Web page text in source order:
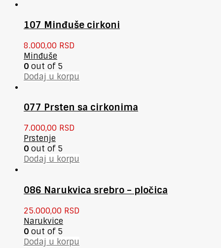
107 Minđuše cirkoni
8.000,00 RSD
Minđuše
0 out of 5
Dodaj u korpu
077 Prsten sa cirkonima
7.000,00 RSD
Prstenje
0 out of 5
Dodaj u korpu
086 Narukvica srebro – pločica
25.000,00 RSD
Narukvice
0 out of 5
Dodaj u korpu